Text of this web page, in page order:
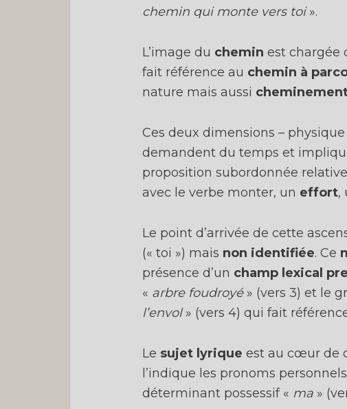
chemin qui monte vers toi».
L’image du chemin est chargée
fait référence au chemin à
nature mais aussi
Ces deux dimensions –
demandent du temps et
proposition subordonnée
avec le verbe monter, un effort,
Le point d’arrivée de cette
(« toi ») mais non identifiée. Ce
présence d’un champ lexical
« arbre foudroyé » (vers 3) et le
l’envol» (vers 4) qui fait
Le sujet lyrique est au cœur de
l’indique les pronoms
déterminant possessif « ma »